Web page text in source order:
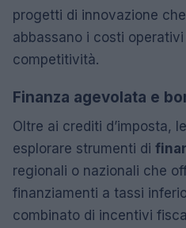
progetti di innovazione
abbassano i costi
competitività.
Finanza agevolata e
Oltre ai crediti d’imposta,
esplorare strumenti di
regionali o nazionali che
finanziamenti a tassi
combinato di incentivi